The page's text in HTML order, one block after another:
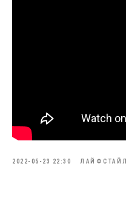
2022-05-23 22:30 ЛАЙФСТАЙЛ